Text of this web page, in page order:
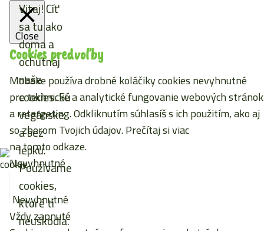
Vitaj! Cíť
sa tu ako
doma a
ochutnaj
naše
cookies. Sú
vegánske
a bez
lepku.
Používame
cookies,
ktoré ti
neuškodia.
Close
Cookies predvoľby
Mobake používa drobné koláčiky cookies nevyhnutné
pre technické a analytické fungovanie webových stránok
a retargeting. Odkliknutím súhlasíš s ich použitím, ako aj
so zberom Tvojich údajov. Prečítaj si viac
na tomto odkaze.
Nevyhnutné
Nevyhnutné
Vždy zapnuté